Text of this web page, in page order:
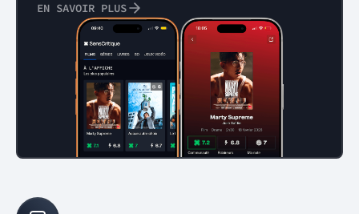
EN SAVOIR PLUS